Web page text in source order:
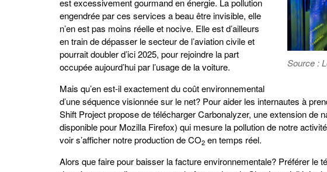
Source :
est excessivement gourmand en énergie. La pollution
engendrée par ces services a beau être invisible, elle
n’en est pas moins réelle et nocive. Elle est d’ailleurs
en train de dépasser le secteur de l’aviation civile et
pourrait doubler d’ici 2025, pour rejoindre la part
occupée aujourd’hui par l’usage de la voiture.
Mais qu’en est-il exactement du coût environnemental
d’une séquence visionnée sur le net? Pour aider les internautes à
Shift Project propose de télécharger Carbonalyzer, une extension de
disponible pour Mozilla Firefox) qui mesure la pollution de notre
voir s’afficher notre production de CO2 en temps réel.
Alors que faire pour baisser la facture environnementale? Préférer le